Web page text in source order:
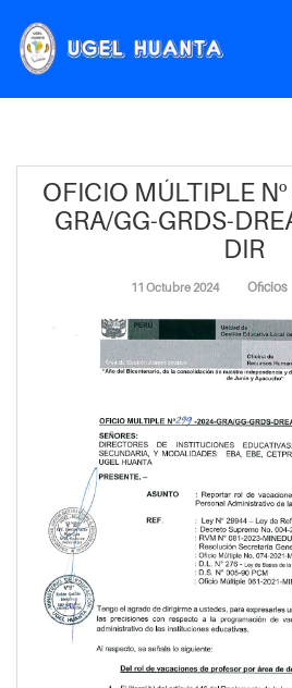
OFICIO MÚLTIPLE
GRA/GG-GRDS-
DIR
11 Octubre 2024 Oficios